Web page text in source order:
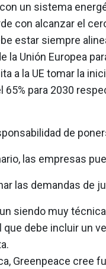
un sistema
con alcanzar el
estar siempre
la Unión Europea
a la UE tomar la
para 2030
de
las empresas
las demandas de
siendo muy
debe incluir un
Greenpeace cree